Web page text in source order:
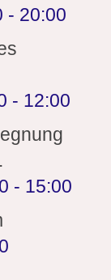
- 20:00
- 12:00
- 15:00